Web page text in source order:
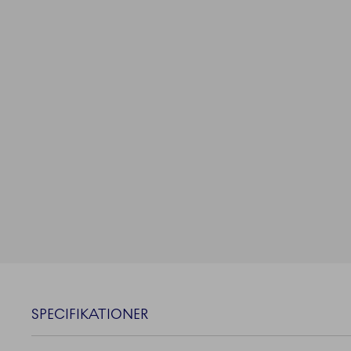
SPECIFIKATIONER